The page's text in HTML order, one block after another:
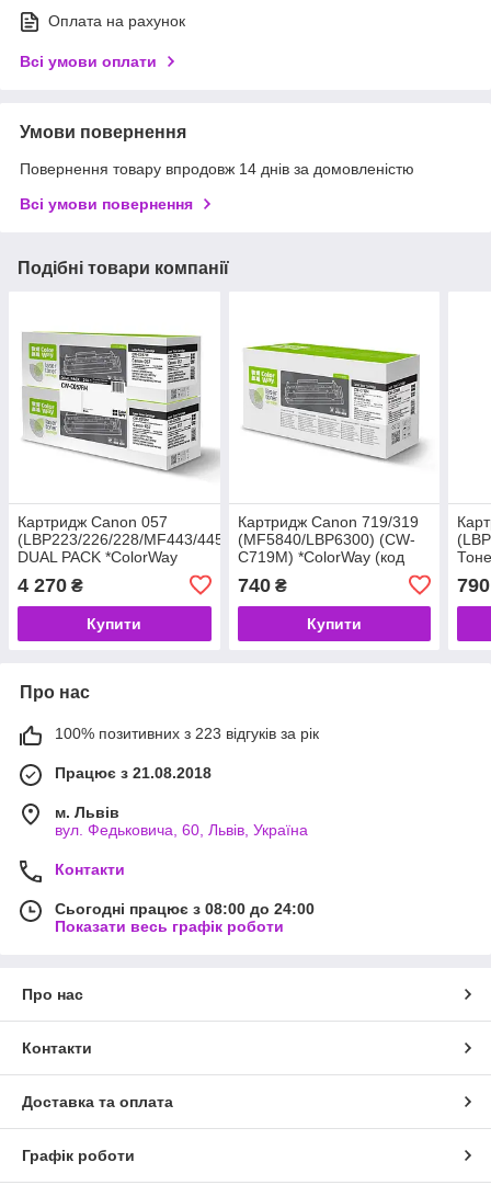
Оплата на рахунок
Всі умови оплати
Умови повернення
Повернення товару впродовж 14 днів за домовленістю
Всі умови повернення
Подібні товари компанії
Картридж Canon 057
(LBP223/226/228/MF443/445/446/MF449)
DUAL PACK *ColorWay
4 270 ₴
Купити
Картридж Canon 719/319
(MF5840/LBP6300) (CW-
C719M) *ColorWay (код
740₴
Купити
790
Про нас
100% позитивних з 223 відгуків за рік
Працює з 21.08.2018
м. Львів
вул. Федьковича, 60, Львів, Україна
Контакти
Сьогодні працює з 08:00 до 24:00
Показати весь графік роботи
Про нас
Контакти
Доставка та оплата
Графік роботи